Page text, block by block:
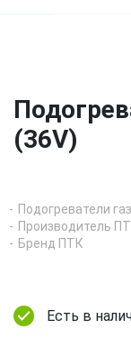
(36V)
Подогреватели
Производитель
Бренд ПТК
Есть в